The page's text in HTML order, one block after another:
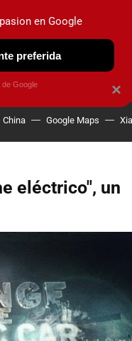
OBSERVATORIO
China Google Maps
eléctrico", un
×
en Google
preferida
Google